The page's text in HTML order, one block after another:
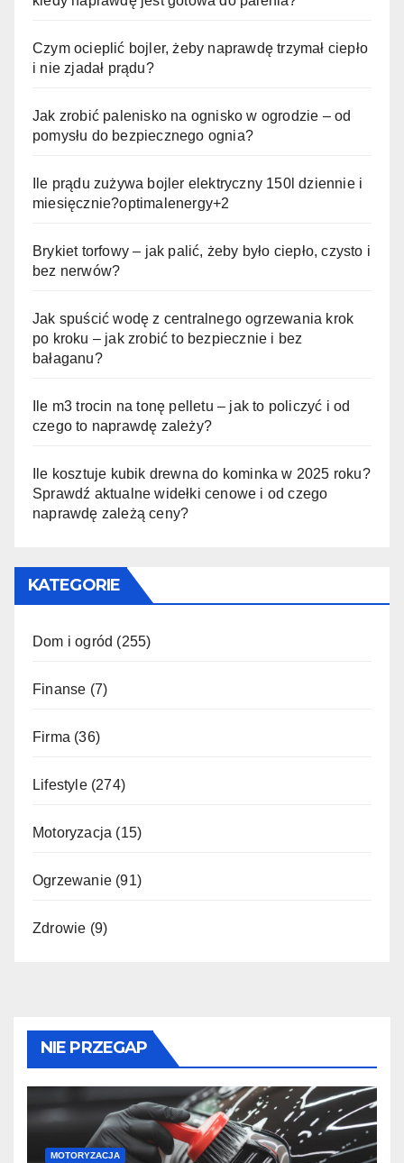
Czym ocieplić bojler, żeby naprawdę trzymał ciepło
i nie zjadał prądu?
Jak zrobić palenisko na ognisko w ogrodzie – od
pomysłu do bezpiecznego ognia?
Ile prądu zużywa bojler elektryczny 150l dziennie i
miesięcznie?optimalenergy+2
Brykiet torfowy – jak palić, żeby było ciepło, czysto i
bez nerwów?
Jak spuścić wodę z centralnego ogrzewania krok
po kroku – jak zrobić to bezpiecznie i bez
bałaganu?
Ile m3 trocin na tonę pelletu – jak to policzyć i od
czego to naprawdę zależy?
Ile kosztuje kubik drewna do kominka w 2025 roku?
Sprawdź aktualne widełki cenowe i od czego
naprawdę zależą ceny?
KATEGORIE
Dom i ogród (255)
Finanse (7)
Firma (36)
Lifestyle(274)
Motoryzacja (15)
Ogrzewanie (91)
Zdrowie (9)
NIE PRZEGAP
MOTORYZACJA